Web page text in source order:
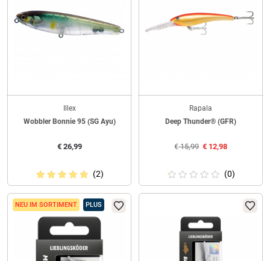
Illex
Wobbler Bonnie 95 (SG Ayu)
€26,99
(2)
Rapala
Deep Thunder® (GFR)
€15,99 € 12,98
(0)
NEU IM SORTIMENT PLUS